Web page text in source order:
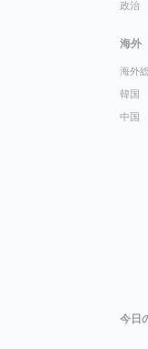
政治
海外
海外
韓国
中国
今日